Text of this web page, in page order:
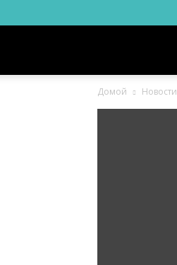
Ингушетии
Домой Новости